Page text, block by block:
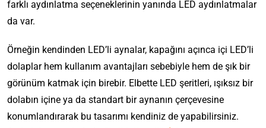
farklı aydınlatma seçeneklerinin yanında LED aydınlatmalar
da var.
Örneğin kendinden LED’li aynalar, kapağını açınca içi LED’li
dolaplar hem kullanım avantajları sebebiyle hem de şık bir
görünüm katmak için birebir. Elbette LED şeritleri, ışıksız bir
dolabın içine ya da standart bir aynanın çerçevesine
konumlandırarak bu tasarımı kendiniz de yapabilirsiniz.